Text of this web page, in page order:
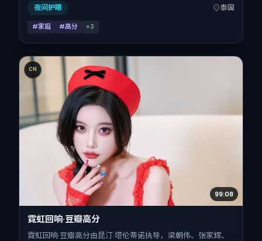
现实质感与类型片结构的观众。
夜间护眼 泰国
#家庭 #高分 +3
CN
99:08
霓虹回响·豆瓣高分
霓虹回响·豆瓣高分由昆汀·塔伦蒂诺执导，梁朝伟、张家辉、